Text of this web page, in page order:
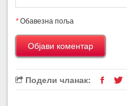
*Обавезна поља
Подели чланак: